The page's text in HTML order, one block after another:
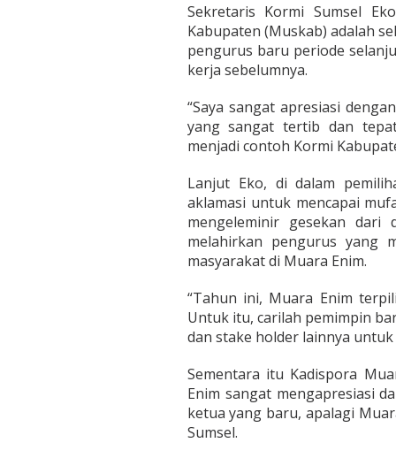
Sekretaris Kormi Sumsel
Kabupaten (Muskab) adalah
pengurus baru periode
kerja sebelumnya.
“Saya sangat apresiasi
yang sangat tertib dan
menjadi contoh Kormi
Lanjut Eko, di dalam
aklamasi untuk mencapai
mengeleminir gesekan dari
melahirkan pengurus yang
masyarakat di Muara Enim.
“Tahun ini, Muara Enim
Untuk itu, carilah pemimpin
dan stake holder lainnya
Sementara itu Kadispora
Enim sangat mengapresiasi
ketua yang baru, apalagi
Sumsel.